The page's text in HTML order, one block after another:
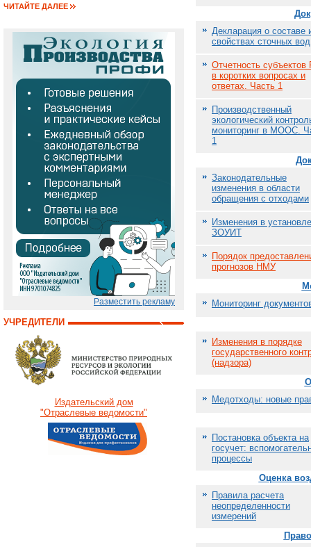
ЧИТАЙТЕ ДАЛЕЕ
Разместить рекламу
УЧРЕДИТЕЛИ
Издательский дом
"Отраслевые ведомости"
Декларация о составе
свойствах сточных вод
Отчетность
в коротких вопросах и
ответах. Часть 1
Производственный
экологический
мониторинг в МООС.
1
Законодательные
изменения в области
обращения с отходами
Изменения в
ЗОУИТ
Порядок
прогнозов НМУ
Мониторинг
Изменения в порядке
государственного
(надзора)
Медотходы: новые
Постановка объекта на
госучет:
процессы
Оценка
Правила расчета
неопределенности
измерений